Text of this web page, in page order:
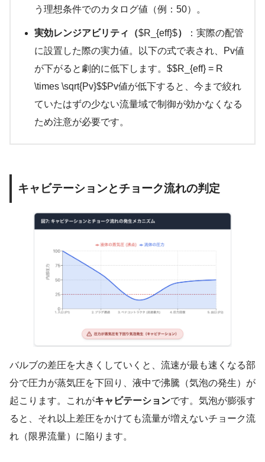
う理想条件でのカタログ値（例：50）。
実効レンジアビリティ（$R_{eff}$）
：実際の配管
に設置した際の実力値。以下の式で表され、Pv値
が下がると劇的に低下します。$$R_{eff} = R
\times \sqrt{Pv}$$Pv値が低下すると、今まで絞れ
ていたはずの少ない流量域で制御が効かなくなる
ため注意が必要です。
キャビテーションとチョーク流れの判定
バルブの差圧を大きくしていくと、流速が最も速くなる部
分で圧力が蒸気圧を下回り、液中で沸騰（気泡の発生）が
起こります。これがキャビテーションです。気泡が膨張す
ると、それ以上差圧をかけても流量が増えないチョーク流
れ（限界流量）に陥ります。